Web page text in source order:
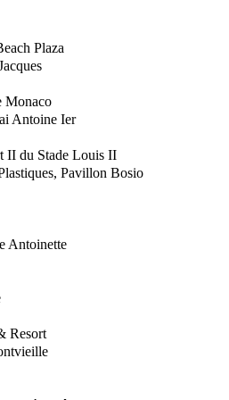
Plaza
Monaco
Antoine Ier
II du Stade Louis II
Pavillon Bosio
Antoinette
Resort